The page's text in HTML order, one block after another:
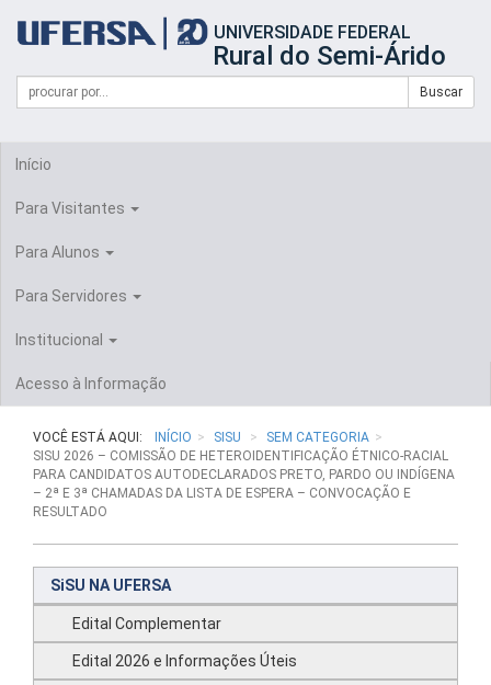
portal
UFERSA
UNIVERSIDADE FEDERAL
Rural do Semi-Árido
Formulário
Busca
Campo
de
Buscar
Início
Para Visitantes
Para Alunos
Para Servidores
Institucional
Acesso à Informação
VOCÊ ESTÁ AQUI: INÍCIO SISU
SEM CATEGORIA
SISU 2026 – COMISSÃO DE HETEROIDENTIFICAÇÃO ÉTNICO-RACIAL
PARA CANDIDATOS AUTODECLARADOS PRETO, PARDO OU INDÍGENA
– 2ª E 3ª CHAMADAS DA LISTA DE ESPERA – CONVOCAÇÃO E
RESULTADO
SiSU NA UFERSA
Edital Complementar
Edital 2026 e Informações Úteis